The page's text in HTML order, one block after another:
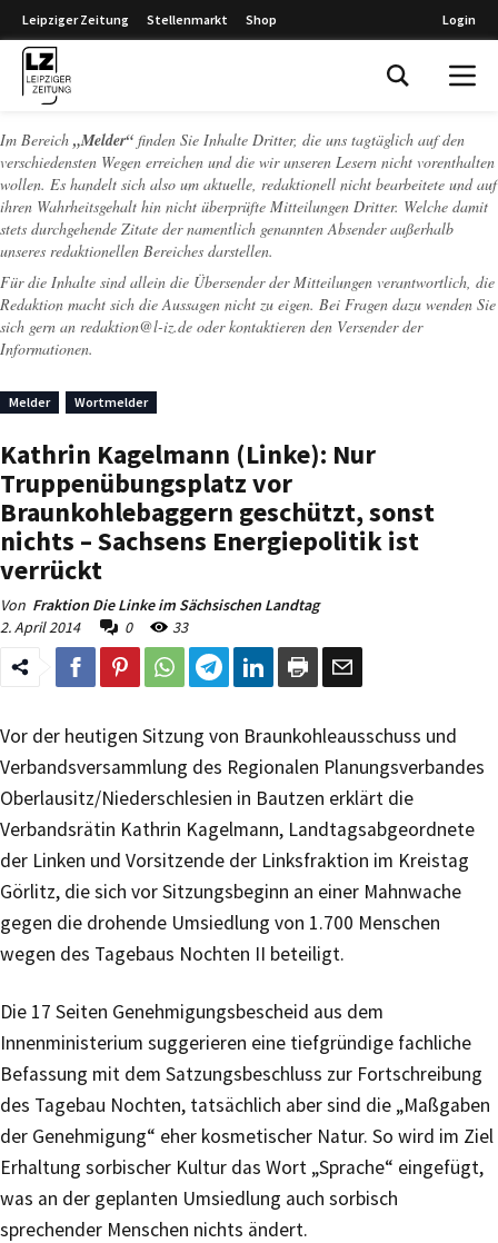
Leipziger Zeitung Stellenmarkt Shop Login
Im Bereich „Melder“ finden Sie Inhalte Dritter, die uns tagtäglich auf den
verschiedensten Wegen erreichen und die wir unseren Lesern nicht vorenthalten
wollen. Es handelt sich also um aktuelle, redaktionell nicht bearbeitete und auf
ihren Wahrheitsgehalt hin nicht überprüfte Mitteilungen Dritter. Welche damit
stets durchgehende Zitate der namentlich genannten Absender außerhalb
unseres redaktionellen Bereiches darstellen.
Für die Inhalte sind allein die Übersender der Mitteilungen verantwortlich, die
Redaktion macht sich die Aussagen nicht zu eigen. Bei Fragen dazu wenden Sie
sich gern an redaktion@l-iz.de oder kontaktieren den Versender der
Informationen.
Melder Wortmelder
Kathrin Kagelmann (Linke): Nur
Truppenübungsplatz vor
Braunkohlebaggern geschützt, sonst
nichts – Sachsens Energiepolitik ist
verrückt
Von Fraktion Die Linke im Sächsischen Landtag
2. April 2014
0 33
Vor der heutigen Sitzung von Braunkohleausschuss und
Verbandsversammlung des Regionalen Planungsverbandes
Oberlausitz/Niederschlesien in Bautzen erklärt die
Verbandsrätin Kathrin Kagelmann, Landtagsabgeordnete
der Linken und Vorsitzende der Linksfraktion im Kreistag
Görlitz, die sich vor Sitzungsbeginn an einer Mahnwache
gegen die drohende Umsiedlung von 1.700 Menschen
wegen des Tagebaus Nochten II beteiligt.
Die 17 Seiten Genehmigungsbescheid aus dem
Innenministerium suggerieren eine tiefgründige fachliche
Befassung mit dem Satzungsbeschluss zur Fortschreibung
des Tagebau Nochten, tatsächlich aber sind die „Maßgaben
der Genehmigung“ eher kosmetischer Natur. So wird im Ziel
Erhaltung sorbischer Kultur das Wort „Sprache“ eingefügt,
was an der geplanten Umsiedlung auch sorbisch
sprechender Menschen nichts ändert.